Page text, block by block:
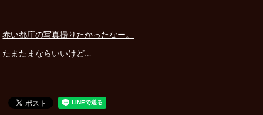
赤い都庁の写真撮りたかったなー。
たまたまならいいけど…